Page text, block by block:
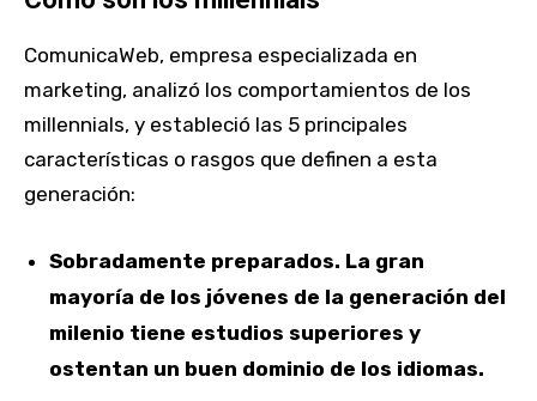
ComunicaWeb, empresa especializada en
marketing, analizó los comportamientos de los
millennials, y estableció las 5 principales
características o rasgos que definen a esta
generación:
Sobradamente preparados. La gran
mayoría de los jóvenes de la generación del
milenio tiene estudios superiores y
ostentan un buen dominio de los idiomas.